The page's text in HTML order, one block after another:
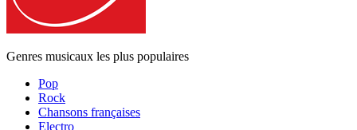
Genres musicaux les plus populaires
Pop
Rock
Chansons françaises
Electro